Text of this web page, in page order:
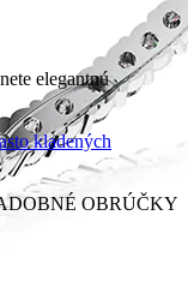
elegantnú
kladených
OBRÚČKY